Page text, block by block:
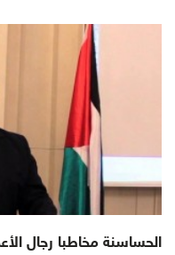
الحساسنة مخاطبا رجال